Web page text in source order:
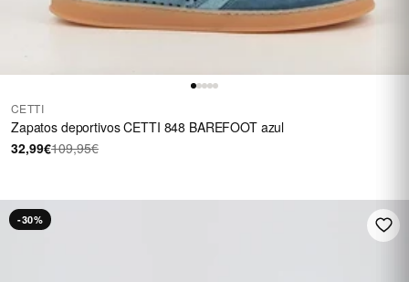
CETTI
Zapatos deportivos CETTI 848 BAREFOOT azul
32,99€109,95€
-30%